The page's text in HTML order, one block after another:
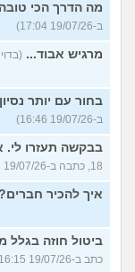
מה הדרך הכי
ב-19/07/26 17:04)
מרגיש אבוד... (בדוי 30, בן 30, כתב ב-19/07/26 16:55)
בחור עם יותר
ב-19/07/26 16:46)
בבקשה תעזרו לי.
18, כתבה ב-19/07/26 16:37)
איך להכיר
ביטול חוזה בגלל
כתב ב-19/07/26 16:15)